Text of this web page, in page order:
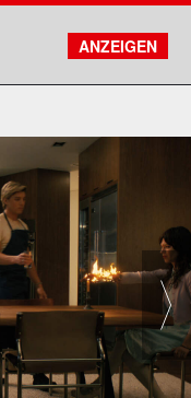
FILMSUCHE
KONTO
ANZEIGEN